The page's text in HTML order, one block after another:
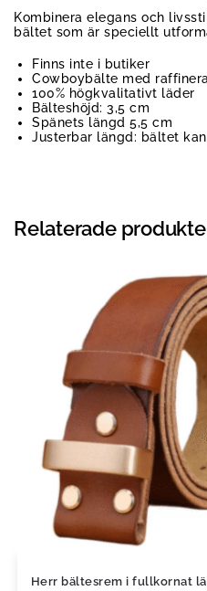
Kombinera elegans och
bältet som är speciellt
Finns inte i butiker
Cowboybälte med
100% högkvalitativt läder
Bälteshöjd: 3,5 cm
Spänets längd 5,5 cm
Justerbar längd: bältet
Relaterade
Herr bältesrem i fullkornat